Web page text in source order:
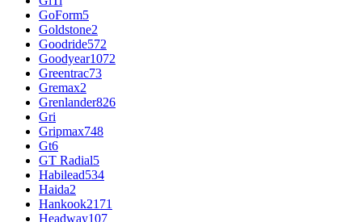
GoForm5
Goldstone2
Goodride572
Goodyear1072
Greentrac73
Gremax2
Grenlander826
Gri
Gripmax748
Gt6
GT Radial5
Habilead534
Haida2
Hankook2171
Headway107